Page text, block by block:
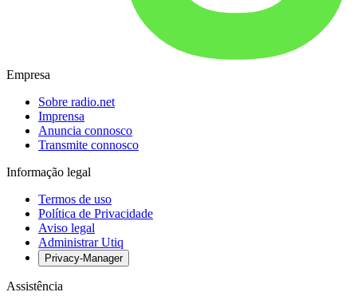
Empresa
Sobre radio.net
Imprensa
Anuncia connosco
Transmite connosco
Informação legal
Termos de uso
Política de Privacidade
Aviso legal
Administrar Utiq
Privacy-Manager
Assistência